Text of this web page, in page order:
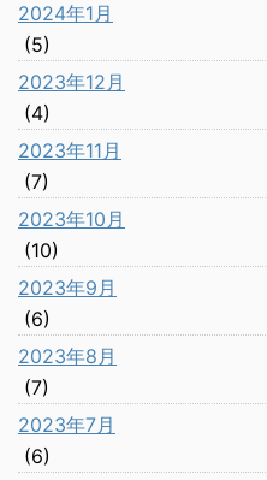
2024年1月
(5)
2023年12月
(4)
2023年11月
(7)
2023年10月
(10)
2023年9月
(6)
2023年8月
(7)
2023年7月
(6)